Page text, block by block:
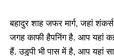
बहादुर शाह जफर मार्ग, जहां
जगह काफी हैपनिंग है. आप
हैं. उडुपी भी पास में है, आप यहां